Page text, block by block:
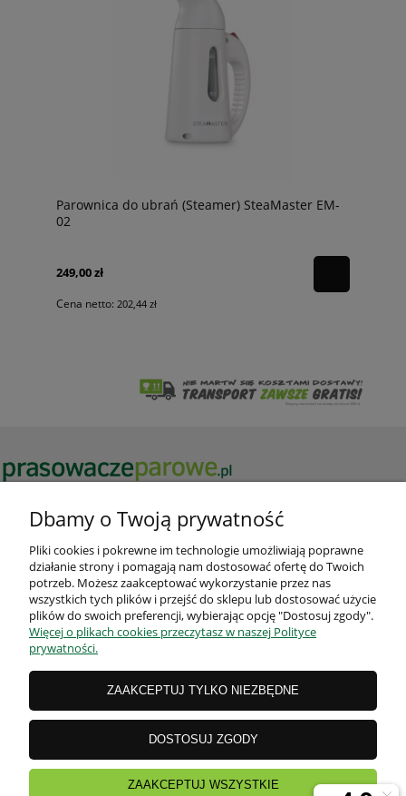
Parownica do ubrań (Steamer) SteaMaster EM-
02
249,00 zł
Cena netto: 202,44 zł
Potrzebujesz pomocy? Zadzwoń!
+48 606 377 000
MOJE KONTO
INFORMACJE O SKLEPIE
Dbamy o Twoją prywatność
Pliki cookies i pokrewne im technologie umożliwiają poprawne
działanie strony i pomagają nam dostosować ofertę do Twoich
potrzeb. Możesz zaakceptować wykorzystanie przez nas
wszystkich tych plików i przejść do sklepu lub dostosować użycie
plików do swoich preferencji, wybierając opcję "Dostosuj zgody".
Więcej o plikach cookies przeczytasz w naszej Polityce
prywatności.
ZAAKCEPTUJ TYLKO NIEZBĘDNE
DOSTOSUJ ZGODY
ZAAKCEPTUJ WSZYSTKIE